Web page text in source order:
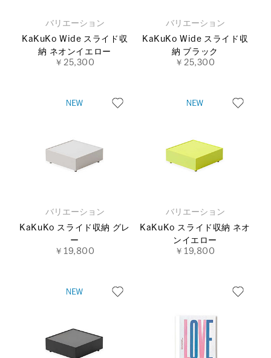
バリエーション
KaKuKo Wide スライド収
納 ネオンイエロー
￥25,300
バリエーション
KaKuKo Wide スライド収
納 ブラック
￥25,300
バリエーション
KaKuKo スライド収納 グレ
ー
￥19,800
バリエーション
KaKuKo スライド収納 ネオ
ンイエロー
￥19,800